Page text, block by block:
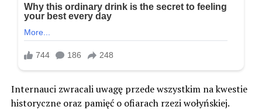
Internauci zwracali uwagę przede wszystkim na kwestie
historyczne oraz pamięć o ofiarach rzezi wołyńskiej.